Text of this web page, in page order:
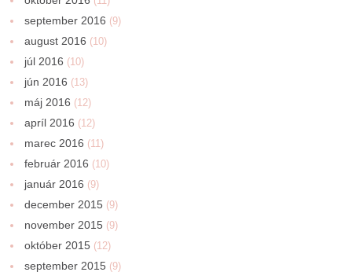
september 2016 (9)
august 2016 (10)
júl 2016 (10)
jún 2016 (13)
máj 2016 (12)
apríl 2016 (12)
marec 2016 (11)
február 2016 (10)
január 2016 (9)
december 2015 (9)
november 2015 (9)
október 2015 (12)
september 2015 (9)